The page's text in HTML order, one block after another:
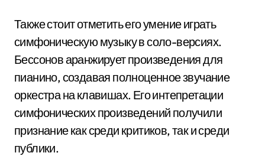
Также стоит отметить его умение играть
симфоническую музыку в соло-версиях.
Бессонов аранжирует произведения для
пианино, создавая полноценное звучание
оркестра на клавишах. Его интепретации
симфонических произведений получили
признание как среди критиков, так и среди
публики.